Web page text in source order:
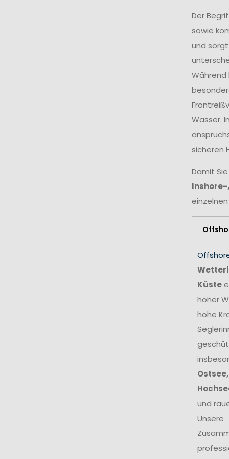
Der
sowie
und
Während
Wasser.
sicheren
Damit
Küste
hoher
hohe
und